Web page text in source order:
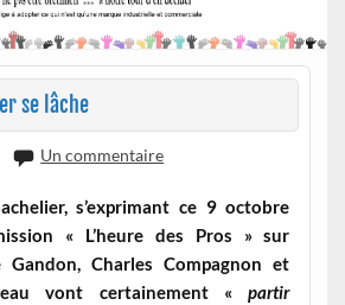
se lâche
Un commentaire
s’exprimant ce 9 octobre
« L’heure des Pros » sur
Gandon, Charles Compagnon et
vont certainement «partir